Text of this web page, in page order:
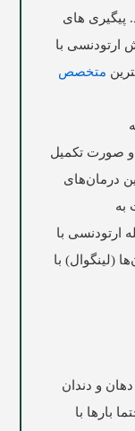
پیگیری های
ارتودنسی با
متخصص
و صورت تکمیل
درمان‌های
به
ارتودنسی با
(لینگوال) با
و دندان
بارها با